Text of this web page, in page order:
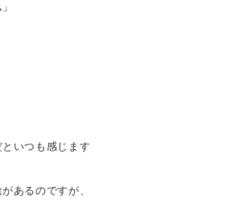
いつも感じます
あるのですが、